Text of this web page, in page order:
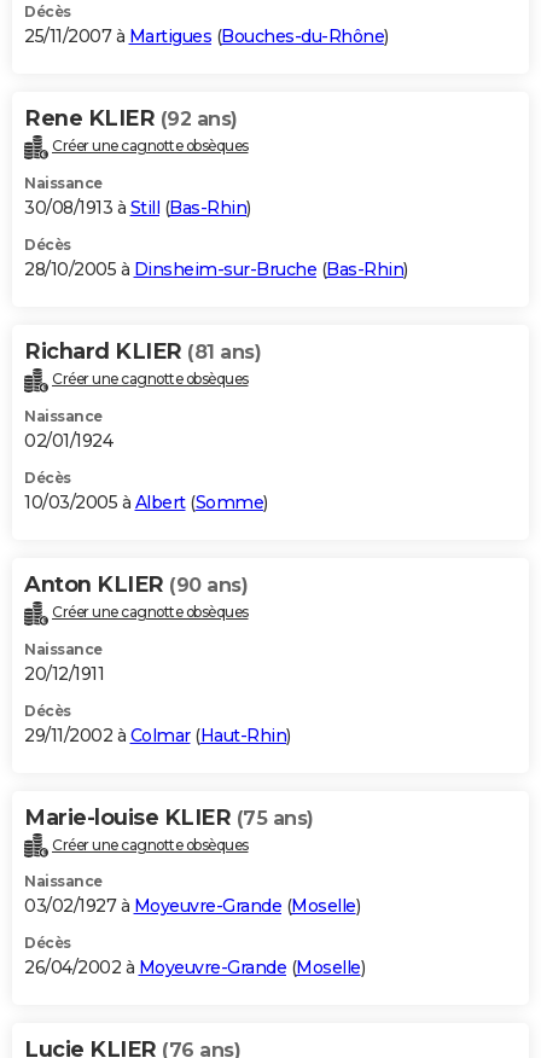
Décès
25/11/2007 à Martigues (Bouches-du-Rhône)
Rene KLIER (92 ans)
Créer une cagnotte obsèques
Naissance
30/08/1913 à Still (Bas-Rhin)
Décès
28/10/2005 à Dinsheim-sur-Bruche (Bas-Rhin)
Richard KLIER (81 ans)
Créer une cagnotte obsèques
Naissance
02/01/1924
Décès
10/03/2005 à Albert(Somme)
Anton KLIER (90 ans)
Créer une cagnotte obsèques
Naissance
20/12/1911
Décès
29/11/2002 à Colmar(Haut-Rhin)
Marie-louise KLIER (75 ans)
Créer une cagnotte obsèques
Naissance
03/02/1927 à Moyeuvre-Grande (Moselle)
Décès
26/04/2002 à Moyeuvre-Grande (Moselle)
Lucie KLIER (76 ans)